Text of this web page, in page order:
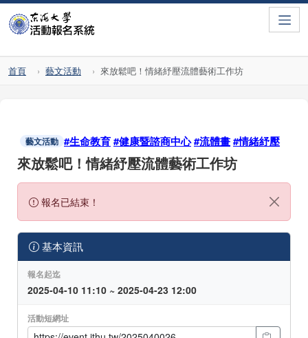
首頁 藝文活動 來放鬆吧！情緒紓壓流體藝術工作坊
藝文活動 #生命教育#健康暨諮商中心#流體畫#情緒紓壓
來放鬆吧！情緒紓壓流體藝術工作坊
報名已結束！
基本資訊
報名起迄
2025-04-10 11:10 ~ 2025-04-23 12:00
活動短網址